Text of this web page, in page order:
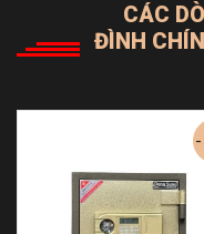
CÁC
ĐÌNH